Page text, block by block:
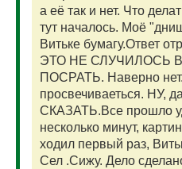
а её так и нет. Что
тут началось. Моё
Витьке
ЭТО НЕ СЛУЧИЛОСЬ
ПОСРАТЬ. Наверно
просвечиваеться.
СКАЗАТЬ.Все прошло
несколько минут,
ходил первый раз,
Сел .Сижу. Дело